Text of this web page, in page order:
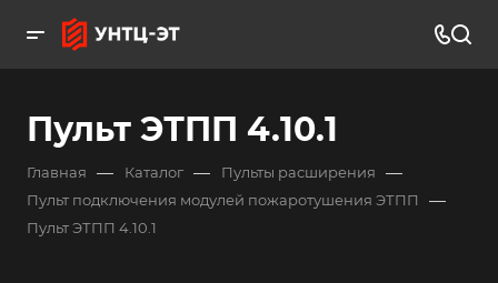
Пульт ЭТПП 4.10.1
Главная — Каталог — Пульты расширения —
Пульт подключения модулей пожаротушения ЭТПП —
Пульт ЭТПП 4.10.1